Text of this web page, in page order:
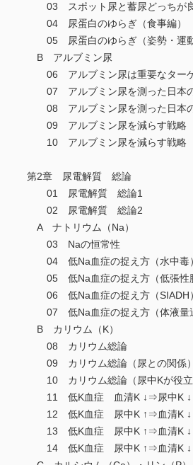
03 スポット尿と蓄尿どっちが
04 尿蛋白のゆらぎ（食事編）
05 尿蛋白のゆらぎ（姿勢・運動
B アルブミン尿
06 アルブミン尿は重要なター
07 アルブミン尿を測った日本
08 アルブミン尿を測った日本
09 アルブミン尿を減らす戦略（
10 アルブミン尿を減らす戦略（
第2章 尿電解質 総論
01 尿電解質 総論1
02 尿電解質 総論2
A ナトリウム（Na）
03 Naの恒常性
04 低Na血症の捉え方（水中毒）
05 低Na血症の捉え方（低張性
06 低Na血症の捉え方（SIADH）
07 低Na血症の捉え方（体液量過
B カリウム（K）
08 カリウム総論
09 カリウム総論（尿との関係）
10 カリウム総論（尿中Kが役立
11 低K血症 血清K ↓⇒尿中K ↓（
12 低K血症 尿中K ↑⇒血清K ↓（
13 低K血症 尿中K ↑⇒血清K ↓（
14 低K血症 尿中K ↑⇒血清K ↓（